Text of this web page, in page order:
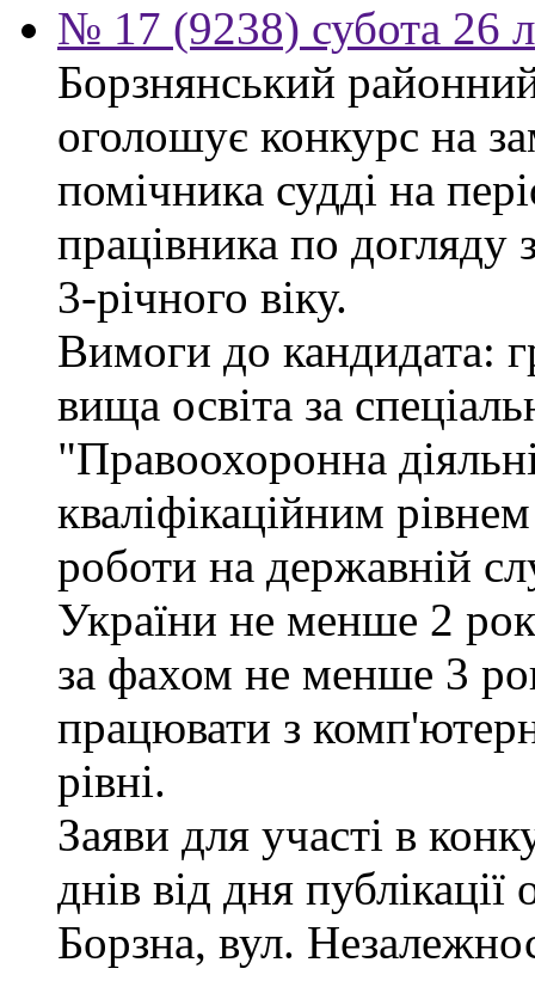
№ 17 (9238) субота 26
Борзнянський районний
оголошує конкурс на
помічника судді на
працівника по
3-річного віку.
Вимоги до кандидата:
вища освіта за
"Правоохоронна
кваліфікаційним
роботи на державній
України не менше 2
за фахом не менше 3
працювати з
рівні.
Заяви для участі в
днів від дня
Борзна, вул.